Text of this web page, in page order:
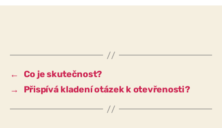
k
← Co je skutečnost?
→
Přispívá kladení otázek k otevřenosti?